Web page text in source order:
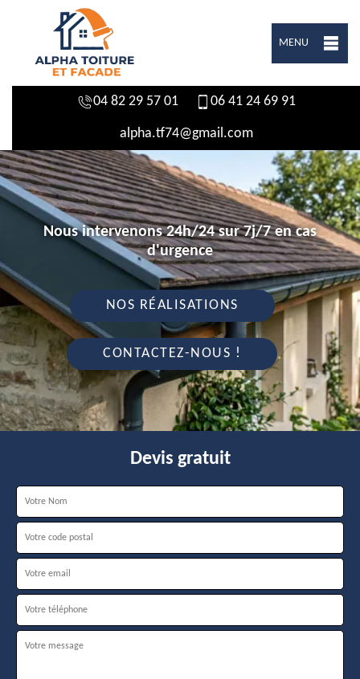
MENU
04 82 29 57 01 06 41 24 69 91
alpha.tf74@gmail.com
Nous intervenons 24h/24 sur 7j/7 en cas
d'urgence
NOS RÉALISATIONS
CONTACTEZ-NOUS !
Devis gratuit